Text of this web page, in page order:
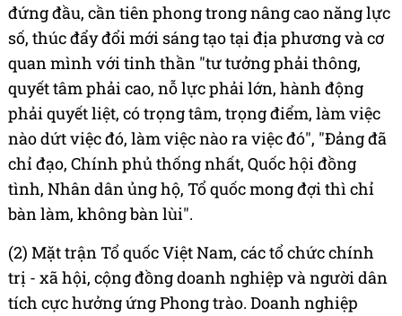
đứng đầu, cần tiên phong trong nâng cao năng lực
số, thúc đẩy đổi mới sáng tạo tại địa phương và cơ
quan mình với tinh thần "tư tưởng phải thông,
quyết tâm phải cao, nỗ lực phải lớn, hành động
phải quyết liệt, có trọng tâm, trọng điểm, làm việc
nào dứt việc đó, làm việc nào ra việc đó", "Đảng đã
chỉ đạo, Chính phủ thống nhất, Quốc hội đồng
tình, Nhân dân ủng hộ, Tổ quốc mong đợi thì chỉ
bàn làm, không bàn lùi".
(2) Mặt trận Tổ quốc Việt Nam, các tổ chức chính
trị - xã hội, cộng đồng doanh nghiệp và người dân
tích cực hưởng ứng Phong trào. Doanh nghiệp